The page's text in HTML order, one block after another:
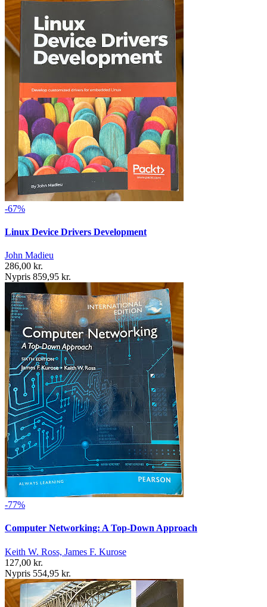
-67%
Linux Device Drivers Development
John Madieu
286,00 kr.
Nypris 859,95 kr.
-77%
Computer Networking: A Top-Down Approach
Keith W. Ross, James F. Kurose
127,00 kr.
Nypris 554,95 kr.